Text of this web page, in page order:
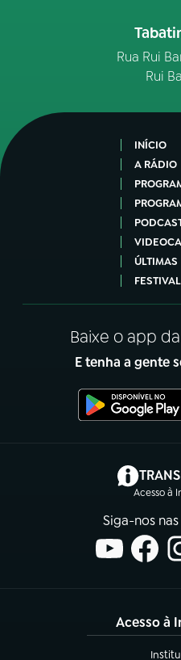
Rua Rui
Rui
INÍCIO
A RÁDIO
ÚLTIMAS
Baixe o app
E tenha a gente
Acesso à
Siga-nos
Acesso à